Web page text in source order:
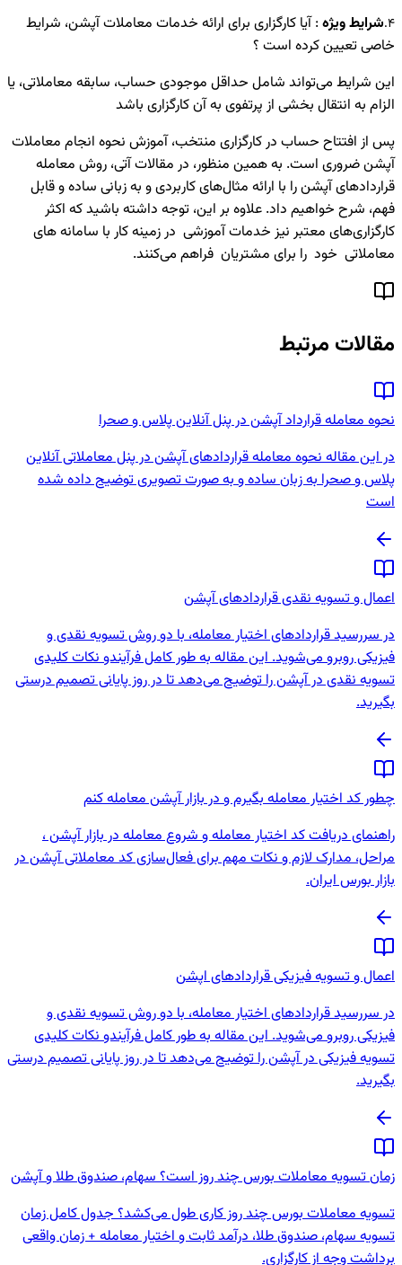
4. شرایط ویژه: آیا کارگزاری برای ارائه خدمات معاملات آپشن، شرایط
خاصی تعیین کرده است ؟
این شرایط می‌تواند شامل حداقل موجودی حساب، سابقه معاملاتی، یا
الزام به انتقال بخشی از پرتفوی به آن کارگزاری باشد
پس از افتتاح حساب در کارگزاری منتخب، آموزش نحوه انجام معاملات
آپشن ضروری است. به همین منظور، در مقالات آتی، روش معامله
قراردادهای آپشن را با ارائه مثال‌های کاربردی و به زبانی ساده و قابل
فهم، شرح خواهیم داد. علاوه بر این، توجه داشته باشید که اکثر
کارگزاری‌های معتبر نیز خدمات آموزشی در زمینه کار با سامانه های
معاملاتی خود را برای مشتریان فراهم می‌کنند.
مقالات مرتبط
نحوه معامله قرارداد آپشن در پنل آنلاین پلاس و صحرا
در این مقاله نحوه معامله قراردادهای آپشن در پنل معاملاتی آنلاین
پلاس و صحرا به زبان ساده و به صورت تصویری توضیح داده شده
است
اعمال و تسویه نقدی قراردادهای آپشن
در سررسید قراردادهای اختیار معامله، با دو روش تسویه نقدی و
فیزیکی روبرو می‌شوید. این مقاله به طور کامل فرآیندو نکات کلیدی
تسویه نقدی در آپشن را توضیح می‌دهد تا در روز پایانی تصمیم درستی
بگیرید.
چطور کد اختیار معامله بگیرم و در بازار آپشن معامله کنم
راهنمای دریافت کد اختیار معامله و شروع معامله در بازار آپشن ،
مراحل، مدارک لازم و نکات مهم برای فعال‌سازی کد معاملاتی آپشن در
بازار بورس ایران.
اعمال و تسویه فیزیکی قراردادهای اپشن
در سررسید قراردادهای اختیار معامله، با دو روش تسویه نقدی و
فیزیکی روبرو می‌شوید. این مقاله به طور کامل فرآیندو نکات کلیدی
تسویه فیزیکی در آپشن را توضیح می‌دهد تا در روز پایانی تصمیم درستی
بگیرید.
زمان تسویه معاملات بورس چند روز است؟ سهام، صندوق طلا و آپشن
تسویه معاملات بورس چند روز کاری طول می‌کشد؟ جدول کامل زمان
تسویه سهام، صندوق طلا، درآمد ثابت و اختیار معامله + زمان واقعی
برداشت وجه از کارگزاری.